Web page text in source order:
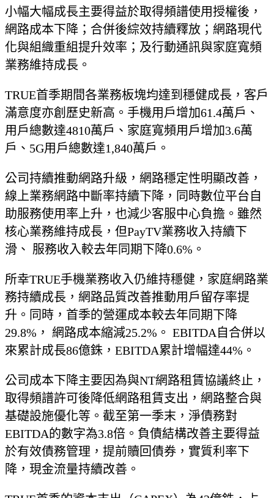
小幅大幅成長主要得益於取得頻譜使用授權後，
網路成本下降；合併後綜效持續釋放；網路現代
化與組織重組提升效率；及行動通訊與家庭寬頻
業務維持成長。
TRUE首季期間各業務板塊均達到穩健成長，客戶
滿意度亦創歷史新高。手機用戶增加61.4萬戶、
用戶總數達4810萬戶、家庭寬頻用戶增加3.6萬
戶、5G用戶總數達1,840萬戶。
公司持續推動網路升級，網路穩定性明顯改善，
線上業務網路中斷率持續下降，同時數位平台自
助服務使用率上升，也減少客服中心負擔。雖然
核心業務維持成長，但PayTV業務收入持續下
滑、 服務收入較去年同期下降0.6%。
所幸TRUE手機業務收入仍維持穩健，家庭網路業
務持續成長，網路品質改善推動用戶留存率提
升。同時，首季的營運成本較去年同期下降
29.8%， 網路成本縮減25.2%。 EBITDA自合併以
來累計成長86億銖，EBITDA累計增幅達44%。
公司成本下降主要因為與NT網路租賃協議終止，
取得頻譜許可後降低網路租賃支出，網路整合與
基礎設施優化等。截至第一季末，淨債務對
EBITDA的數字為3.8倍。負債結構改善主要得益
於有效債務管理，提前贖回債券，實質利率下
降，現金流量持續改善。